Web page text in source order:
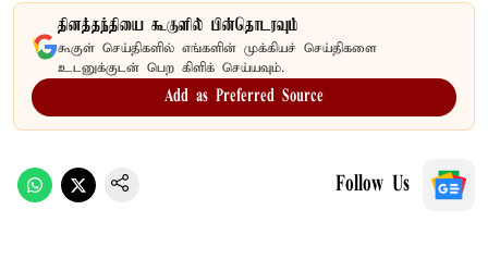
தினத்தந்தியை கூகுளில் பின்தொடரவும்
கூகுள் செய்திகளில் எங்களின் முக்கியச் செய்திகளை
உடனுக்குடன் பெற கிளிக் செய்யவும்.
Add as Preferred Source
Follow Us